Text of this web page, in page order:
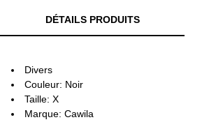
DÉTAILS PRODUITS
Divers
Couleur: Noir
Taille: X
Marque: Cawila